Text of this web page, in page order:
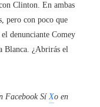
Clinton. En ambas
pero con poco que
denunciante Comey
Blanca. ¿Abrirás el
FacebookSíXo en